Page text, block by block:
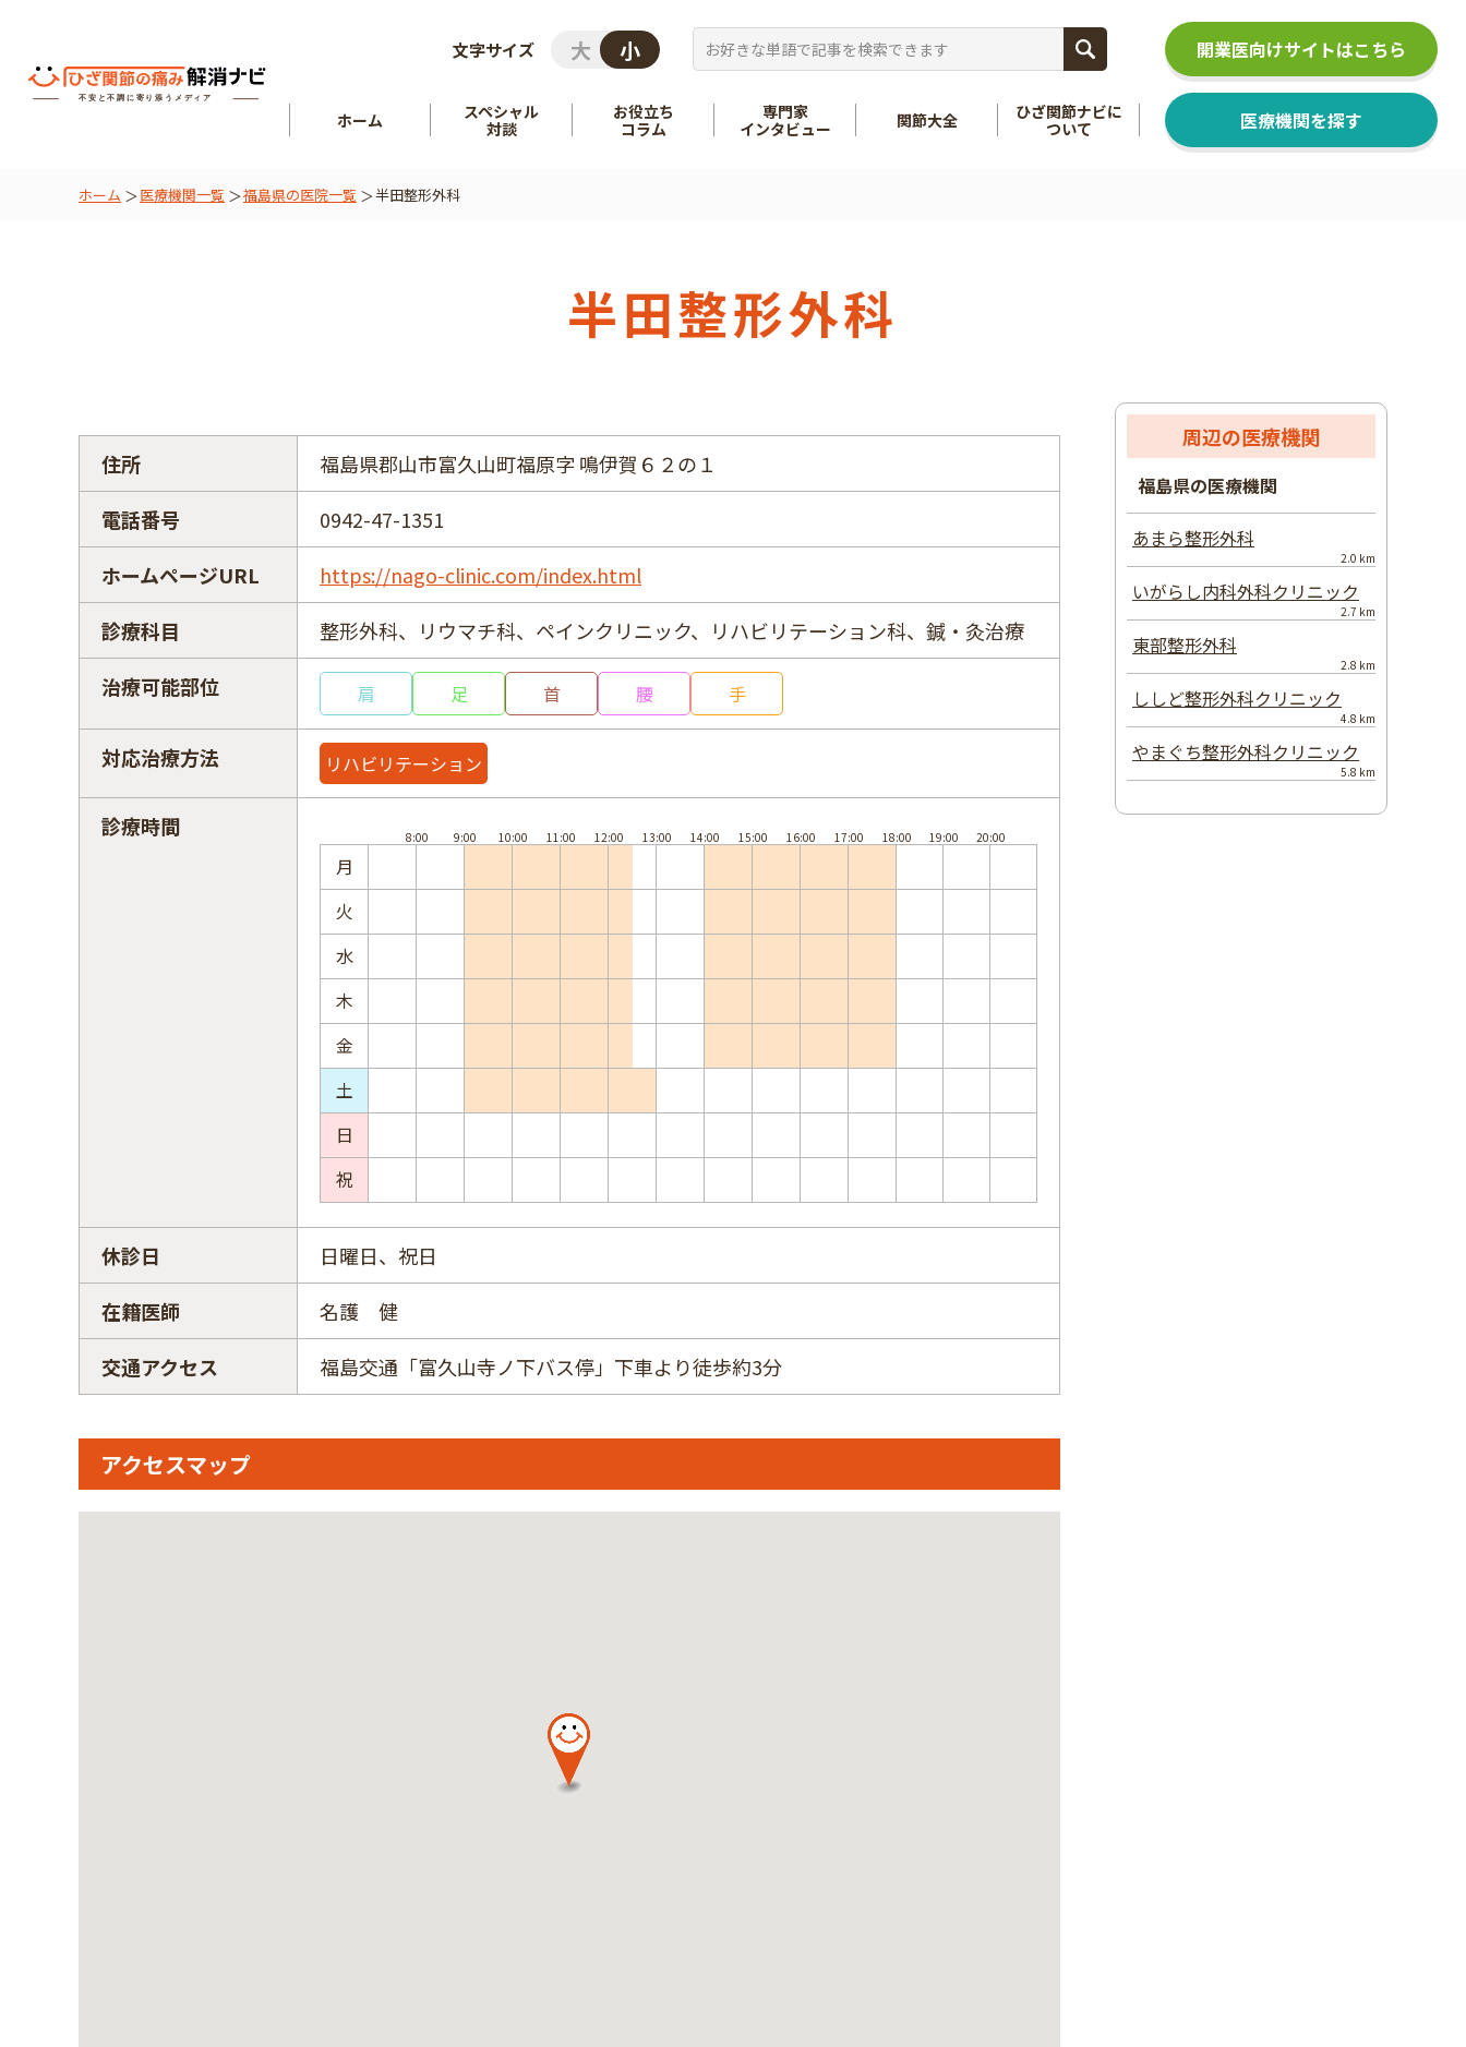
文字サイズ
ホーム
スペシャル
対談
お役立ち
コラム
専門家
インタビュー
関節大全
ひざ関節ナビに
ついて
医療機関を探す
開業医向けサイトはこちら
ホーム 医療機関一覧 福島県の医院一覧 半田整形外科
半田整形外科
住所
福島県郡山市富久山町福原字 鳴伊賀６２の１
電話番号
0942-47-1351
ホームページURL
https://nago-clinic.com/index.html
診療科目
整形外科、リウマチ科、ペインクリニック、リハビリテーション科、鍼・灸治療
治療可能部位
肩 足 首 腰 手
対応治療方法 リハビリテーション
診療時間
月
火
水
木
金
土
日
祝
休診日
日曜日、祝日
在籍医師
名護 健
交通アクセス
福島交通「富久山寺ノ下バス停」下車より徒歩約3分
アクセスマップ
周辺の医療機関
福島県の医療機関
あまら整形外科
2.0 km
いがらし内科外科クリニック
2.7 km
東部整形外科
2.8 km
ししど整形外科クリニック
4.8 km
やまぐち整形外科クリニック
5.8 km